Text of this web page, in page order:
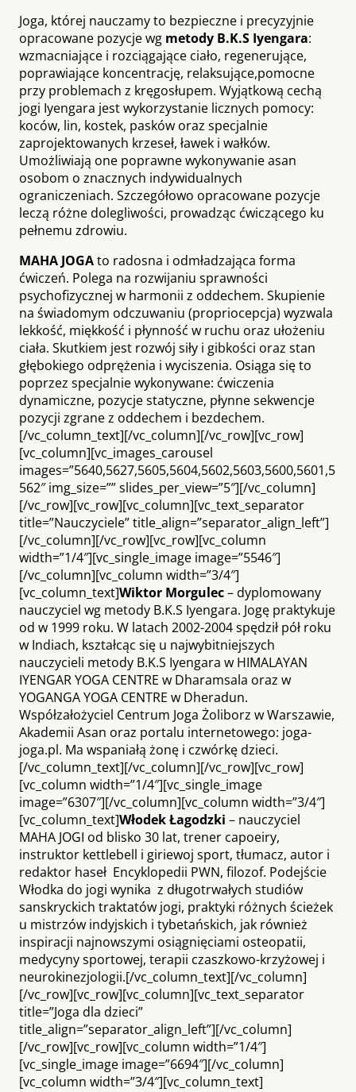
Joga, której nauczamy to bezpieczne i precyzyjnie
opracowane pozycje wg metody B.K.S Iyengara:
wzmacniające i rozciągające ciało, regenerujące,
poprawiające koncentrację, relaksujące,pomocne
przy problemach z kręgosłupem. Wyjątkową cechą
jogi Iyengara jest wykorzystanie licznych pomocy:
koców, lin, kostek, pasków oraz specjalnie
zaprojektowanych krzeseł, ławek i wałków.
Umożliwiają one poprawne wykonywanie asan
osobom o znacznych indywidualnych
ograniczeniach. Szczegółowo opracowane pozycje
leczą różne dolegliwości, prowadząc ćwiczącego ku
pełnemu zdrowiu.
MAHA JOGAto radosna i odmładzająca forma
ćwiczeń. Polega na rozwijaniu sprawności
psychofizycznej w harmonii z oddechem. Skupienie
na świadomym odczuwaniu (propriocepcja) wyzwala
lekkość, miękkość i płynność w ruchu oraz ułożeniu
ciała. Skutkiem jest rozwój siły i gibkości oraz stan
głębokiego odprężenia i wyciszenia. Osiąga się to
poprzez specjalnie wykonywane: ćwiczenia
dynamiczne, pozycje statyczne, płynne sekwencje
pozycji zgrane z oddechem i bezdechem.
[/vc_column_text][/vc_column][/vc_row][vc_row]
[vc_column][vc_images_carousel
images=”5640,5627,5605,5604,5602,5603,5600,5601,5
562″ img_size=”” slides_per_view=”5″][/vc_column]
[/vc_row][vc_row][vc_column][vc_text_separator
title=”Nauczyciele” title_align=”separator_align_left”]
[/vc_column][/vc_row][vc_row][vc_column
width=”1/4″][vc_single_image image=”5546″]
[/vc_column][vc_column width=”3/4″]
[vc_column_text]Wiktor Morgulec– dyplomowany
nauczyciel wg metody B.K.S Iyengara. Jogę praktykuje
od w 1999 roku. W latach 2002-2004 spędził pół roku
w Indiach, kształcąc się u najwybitniejszych
nauczycieli metody B.K.S Iyengara w HIMALAYAN
IYENGAR YOGA CENTRE w Dharamsala oraz w
YOGANGA YOGA CENTRE w Dheradun.
Współzałożyciel Centrum Joga Żoliborz w Warszawie,
Akademii Asan oraz portalu internetowego: joga-
joga.pl. Ma wspaniałą żonę i czwórkę dzieci.
[/vc_column_text][/vc_column][/vc_row][vc_row]
[vc_column width=”1/4″][vc_single_image
image=”6307″][/vc_column][vc_column width=”3/4″]
[vc_column_text]Włodek Łagodzki – nauczyciel
MAHA JOGI od blisko 30 lat, trener capoeiry,
instruktor kettlebell i giriewoj sport, tłumacz, autor i
redaktor haseł Encyklopedii PWN, filozof. Podejście
Włodka do jogi wynika z długotrwałych studiów
sanskryckich traktatów jogi, praktyki różnych ścieżek
u mistrzów indyjskich i tybetańskich, jak również
inspiracji najnowszymi osiągnięciami osteopatii,
medycyny sportowej, terapii czaszkowo-krzyżowej i
neurokinezjologii.[/vc_column_text][/vc_column]
[/vc_row][vc_row][vc_column][vc_text_separator
title=”Joga dla dzieci”
title_align=”separator_align_left”][/vc_column]
[/vc_row][vc_row][vc_column width=”1/4″]
[vc_single_image image=”6694″][/vc_column]
[vc_column width=”3/4″][vc_column_text]